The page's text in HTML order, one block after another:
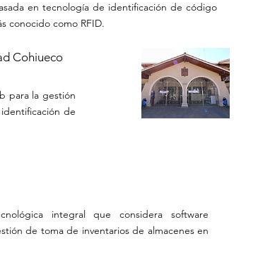
en tecnología de identificación de código
conocido como RFID.
Cohiueco
para la gestión
de
integral que considera software
de toma de inventarios de almacenes en